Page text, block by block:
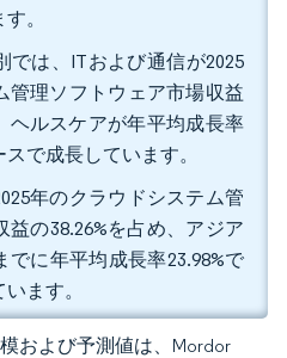
。
では、ITおよび通信が2025
管理ソフトウェア市場収益
ヘルスケアが年平均成長率
で成長しています。
年のクラウドシステム管
の38.26%を占め、アジア
でに年平均成長率23.98%で
ます。
および予測値は、Mordor